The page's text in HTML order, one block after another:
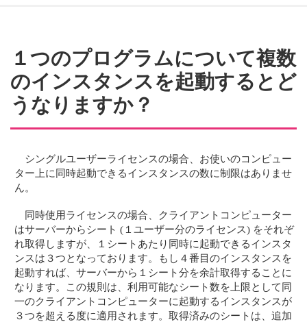
１つのプログラムについて複数
のインスタンスを起動するとど
うなりますか？
シングルユーザーライセンスの場合、お使いのコンピュー
ター上に同時起動できるインスタンスの数に制限はありませ
ん。
同時使用ライセンスの場合、クライアントコンピューター
はサーバーからシート (１ユーザー分のライセンス) をそれぞ
れ取得しますが、１シートあたり同時に起動できるインスタ
ンスは３つとなっております。もし４番目のインスタンスを
起動すれば、サーバーから１シート分を余計取得することに
なります。この規則は、利用可能なシート数を上限として同
一のクライアントコンピューターに起動するインスタンスが
３つを超える度に適用されます。取得済みのシートは、追加